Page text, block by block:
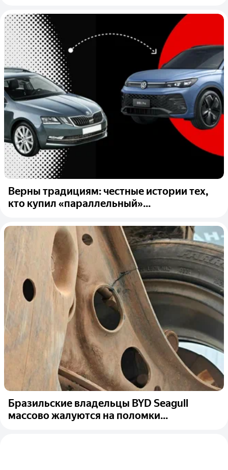
Верны традициям: честные истории тех,
кто купил «параллельный»...
Бразильские владельцы BYD Seagull
массово жалуются на поломки...